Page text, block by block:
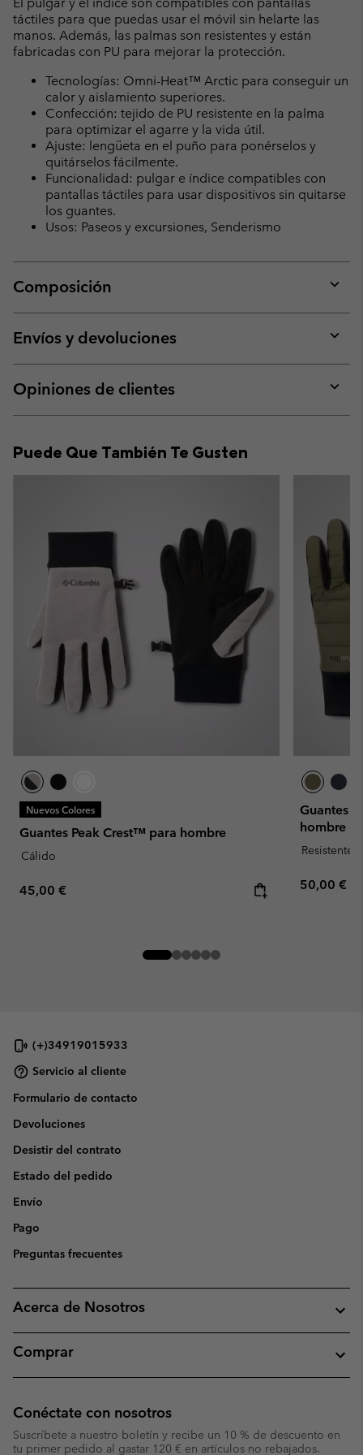
táctiles para que puedas usar el móvil sin helarte las
manos. Además, las palmas son resistentes y están
fabricadas con PU para mejorar la protección.
Tecnologías: Omni-Heat™ Arctic para conseguir un
calor y aislamiento superiores.
Confección: tejido de PU resistente en la palma
para optimizar el agarre y la vida útil.
Ajuste: lengüeta en el puño para ponérselos y
quitárselos fácilmente.
Funcionalidad: pulgar e índice compatibles con
pantallas táctiles para usar dispositivos sin quitarse
los guantes.
Usos: Paseos y excursiones, Senderismo
Composición
or
Envíos y devoluciones
or
Opiniones de clientes
or
Puede Que También Te Gusten
Nuevos Colores
Guantes Peak Crest™ para hombre
Cálido
Regular price:
45,00 €
Guantes
hombre
Resistente
Regular
50,00 €
(+)34919015933
Servicio al cliente
Formulario de contacto
Devoluciones
Desistir del contrato
Estado del pedido
Envío
Pago
Preguntas frecuentes
Acerca de Nosotros
Comprar
Conéctate con nosotros
Suscríbete a nuestro boletín y recibe un 10 % de descuento en
tu primer pedido al gastar 120 € en artículos no rebajados.